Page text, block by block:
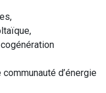
d’énergie